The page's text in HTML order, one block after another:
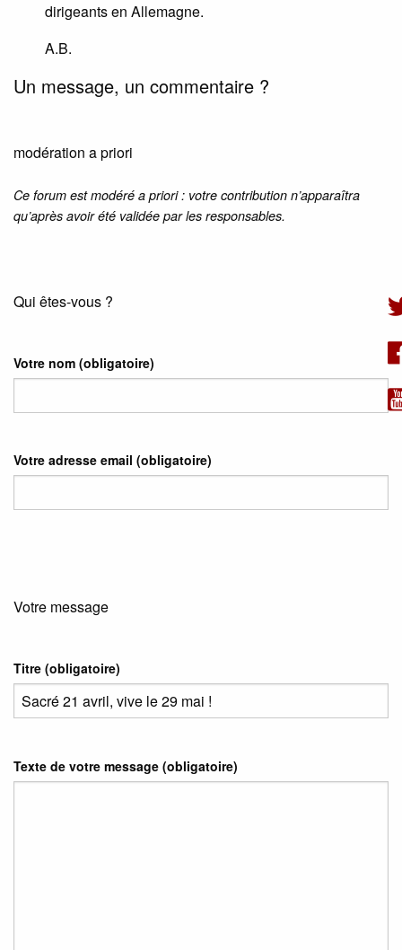
dirigeants en Allemagne.
A.B.
Un message, un commentaire ?
modération a priori
Ce forum est modéré a priori : votre contribution n’apparaîtra
qu’après avoir été validée par les responsables.
Qui êtes-vous ?
Votre nom (obligatoire)
Votre adresse email (obligatoire)
Votre message
Titre (obligatoire)
Texte de votre message (obligatoire)